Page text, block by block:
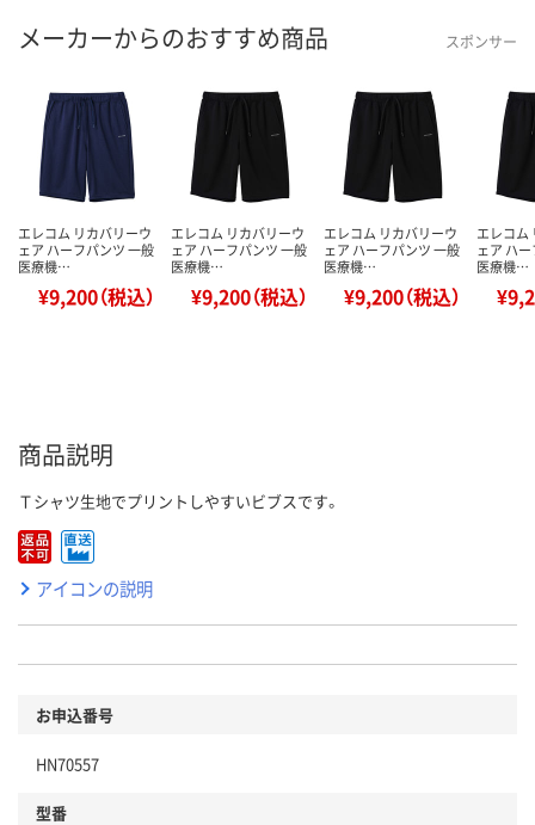
メーカーからのおすすめ商品 スポンサー
エレコム リカバリーウ
ェア ハーフパンツ 一般
医療機…
¥9,200（税込）
エレコム リカバリーウ
ェア ハーフパンツ 一般
医療機…
¥9,200（税込）
エレコム リカバリーウ
ェア ハーフパンツ 一般
医療機…
¥9,200（税込）
エレコム
ェア ハ
医療機…
商品説明
Ｔシャツ生地でプリントしやすいビブスです。
アイコンの説明
お申込番号
HN70557
型番